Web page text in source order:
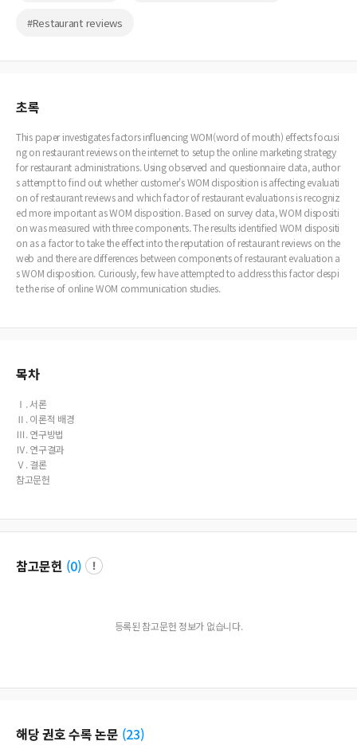
#Restaurant reviews
초록
This paper investigates factors influencing WOM(word of mouth) effects focusi
ng on restaurant reviews on the internet to setup the online marketing strategy
for restaurant administrations. Using observed and questionnaire data, author
s attempt to find out whether customer's WOM disposition is affecting evaluati
on of restaurant reviews and which factor of restaurant evaluations is recogniz
ed more important as WOM disposition. Based on survey data, WOM dispositi
on was measured with three components. The results identified WOM dispositi
on as a factor to take the effect into the reputation of restaurant reviews on the
web and there are differences between components of restaurant evaluation a
s WOM disposition. Curiously, few have attempted to address this factor despi
te the rise of online WOM communication studies.
목차
Ⅰ. 서론
Ⅱ. 이론적 배경
Ⅲ. 연구방법
Ⅳ. 연구결과
Ⅴ. 결론
참고문헌
참고문헌 (0)
등록된 참고문헌 정보가 없습니다.
해당 권호 수록 논문 (23)